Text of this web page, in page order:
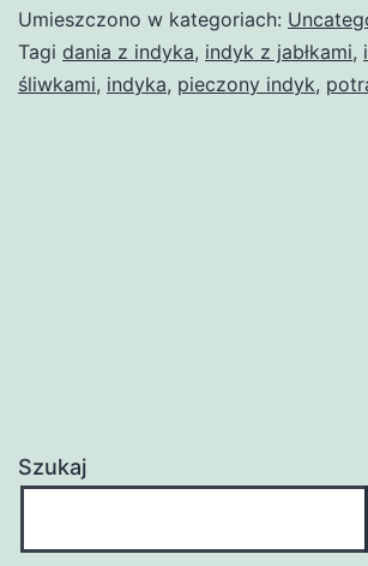
Umieszczono w kategoriach:
Tagi dania z indyka, indyk z jabłkami,
śliwkami, indyka, pieczony indyk,
Szukaj